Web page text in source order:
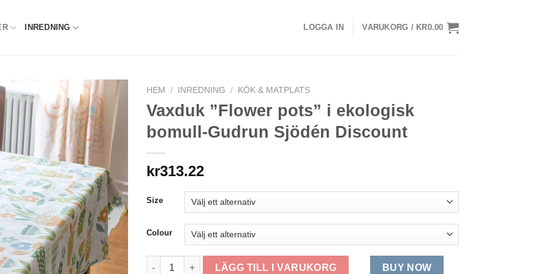
INREDNING LOGGA IN VARUKORG / KR0.00
HEM / INREDNING / KÖK & MATPLATS
Vaxduk ”Flower pots” i ekologisk
bomull-Gudrun Sjödén Discount
kr313.22
Size
Colour
Vaxduk "Flower pots" i ekologisk bomull-Gudrun Sjödén Discount mängd
LÄGG TILL I VARUKORG BUY NOW